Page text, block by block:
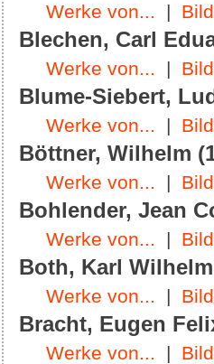
Werke von... |
Blechen, Carl
Werke von... |
Blume-Siebert,
Werke von... |
Böttner, Wilhelm
Werke von... |
Bohlender, Jean
Werke von... |
Both, Karl Wilhelm
Werke von... |
Bracht, Eugen
Werke von... |